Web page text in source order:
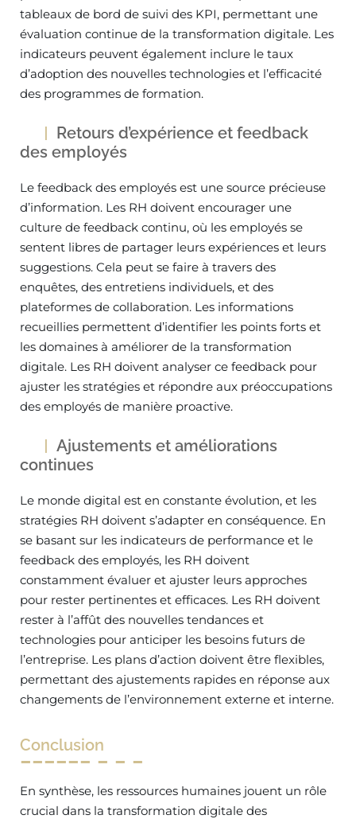
tableaux de bord de suivi des KPI, permettant une
évaluation continue de la transformation digitale. Les
indicateurs peuvent également inclure le taux
d’adoption des nouvelles technologies et l’efficacité
des programmes de formation.
Retours d’expérience et feedback
des employés
Le feedback des employés est une source précieuse
d’information. Les RH doivent encourager une
culture de feedback continu, où les employés se
sentent libres de partager leurs expériences et leurs
suggestions. Cela peut se faire à travers des
enquêtes, des entretiens individuels, et des
plateformes de collaboration. Les informations
recueillies permettent d’identifier les points forts et
les domaines à améliorer de la transformation
digitale. Les RH doivent analyser ce feedback pour
ajuster les stratégies et répondre aux préoccupations
des employés de manière proactive.
Ajustements et améliorations
continues
Le monde digital est en constante évolution, et les
stratégies RH doivent s’adapter en conséquence. En
se basant sur les indicateurs de performance et le
feedback des employés, les RH doivent
constamment évaluer et ajuster leurs approches
pour rester pertinentes et efficaces. Les RH doivent
rester à l’affût des nouvelles tendances et
technologies pour anticiper les besoins futurs de
l’entreprise. Les plans d’action doivent être flexibles,
permettant des ajustements rapides en réponse aux
changements de l’environnement externe et interne.
Conclusion
En synthèse, les ressources humaines jouent un rôle
crucial dans la transformation digitale des